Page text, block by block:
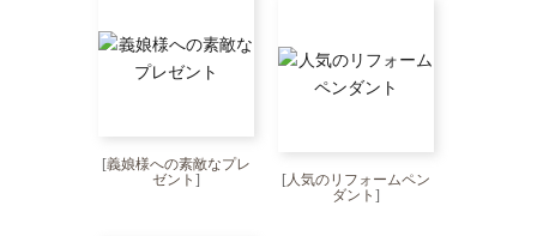
[義娘様への素敵なプレ
ゼント ] [ 人気のリフォームペン
ダント ]